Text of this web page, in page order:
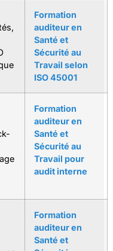
Formation
auditeur en
Santé et
Sécurité au
Travail selon
ISO 45001
Formation
auditeur en
Santé et
Sécurité au
Travail pour
audit interne
Formation
auditeur en
Santé et